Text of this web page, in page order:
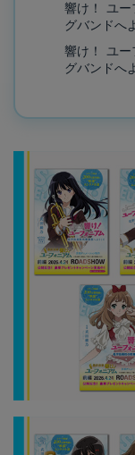
響け！ ユ
グバンドへ
響け！ ユ
グバンドへ